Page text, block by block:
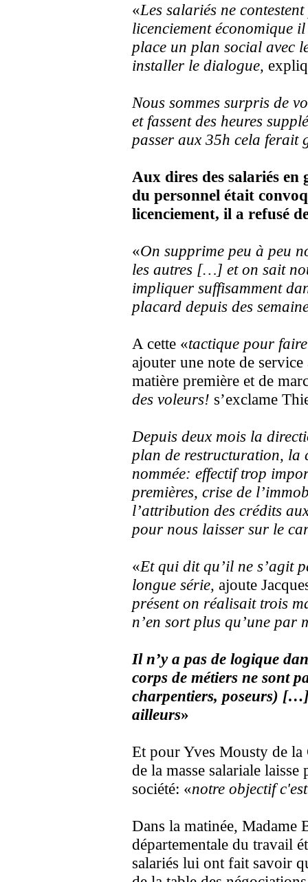
«Les salariés ne
licenciement économique
place un plan social avec
installer le dialogue,
Nous sommes surpris de
et fassent des heures
passer aux 35h cela ferait
Aux dires des salariés en
du personnel était
licenciement, il a refusé
«On supprime peu à peu
les autres […] et on sait
impliquer suffisamment
placard depuis des
A cette «tactique pour
ajouter une note de
matière première et de
des voleurs! s’exclame
Depuis deux mois la
plan de restructuration, la
nommée: effectif trop
premières, crise de
l’attribution des crédits
pour nous laisser sur le
«Et qui dit qu’il ne s’agit
longue série, ajoute
présent on réalisait trois
n’en sort plus qu’une
Il n’y a pas de logique
corps de métiers ne sont
charpentiers, poseurs)
ailleurs»
Et pour Yves Mousty de
de la masse salariale
société: «notre objectif
Dans la matinée, Madame
départementale du travail
salariés lui ont fait savoir